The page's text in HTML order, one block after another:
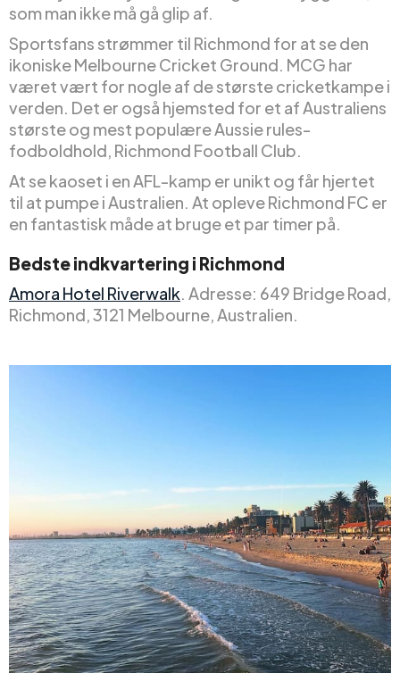
som man ikke må gå glip af.
Sportsfans strømmer til Richmond for at se den
ikoniske Melbourne Cricket Ground. MCG har
været vært for nogle af de største cricketkampe i
verden. Det er også hjemsted for et af Australiens
største og mest populære Aussie rules-
fodboldhold, Richmond Football Club.
At se kaoset i en AFL-kamp er unikt og får hjertet
til at pumpe i Australien. At opleve Richmond FC er
en fantastisk måde at bruge et par timer på.
Bedste indkvartering i Richmond
Amora Hotel Riverwalk. Adresse: 649 Bridge Road,
Richmond, 3121 Melbourne, Australien.